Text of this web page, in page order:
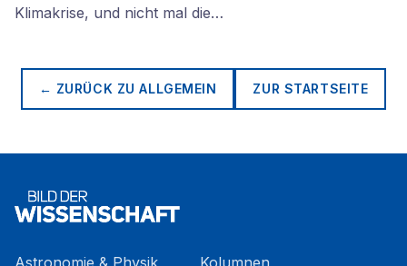
Klimakrise, und nicht mal die…
← ZURÜCK ZUALLGEMEIN ZUR STARTSEITE
Astronomie & Physik
Kolumnen